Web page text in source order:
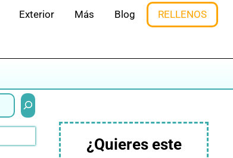
Exterior Más Blog RELLENOS
Buscar
¿Quieres este